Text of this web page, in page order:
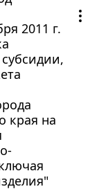
2011 г.
края на